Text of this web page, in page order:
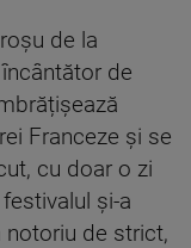
de la
de
Franceze și se
cu doar o zi
și-a
de strict,